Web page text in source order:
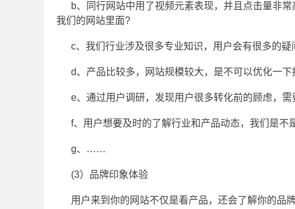
b、同行网站中用了视频元素表现，并且点击量非
我们的网站里面?
c、我们行业涉及很多专业知识，用户会有很多的
d、产品比较多，网站规模较大，是不可以优化一
e、通过用户调研，发现用户很多转化前的顾虑，
f、用户想要及时的了解行业和产品动态，我们是不
g、……
(3）品牌印象体验
用户来到你的网站不仅是看产品，还会了解你的品